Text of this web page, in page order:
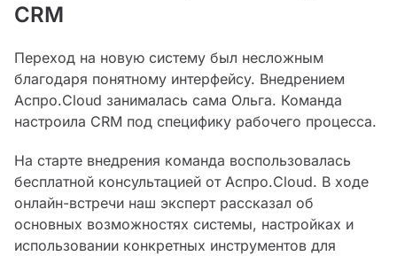
CRM
Переход на новую систему был несложным
благодаря понятному интерфейсу. Внедрением
Аспро.Cloud занималась сама Ольга. Команда
настроила CRM под специфику рабочего процесса.
На старте внедрения команда воспользовалась
бесплатной консультацией от Аспро.Cloud. В ходе
онлайн-встречи наш эксперт рассказал об
основных возможностях системы, настройках и
использовании конкретных инструментов для